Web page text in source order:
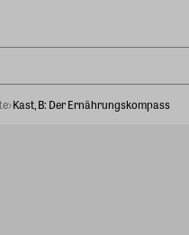
Kast, B: Der Ernährungskompass